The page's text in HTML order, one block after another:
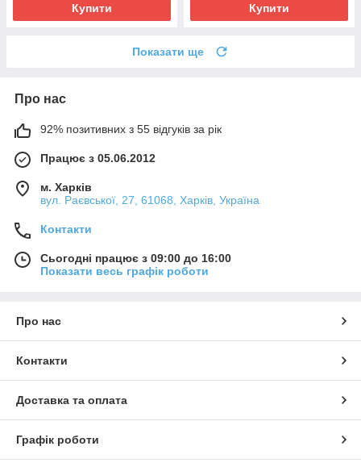
Купити Купити
Показати ще
Про нас
92% позитивних з 55 відгуків за рік
Працює з 05.06.2012
м. Харків
вул. Раєвської, 27, 61068, Харків, Україна
Контакти
Сьогодні працює з 09:00 до 16:00
Показати весь графік роботи
Про нас
Контакти
Доставка та оплата
Графік роботи